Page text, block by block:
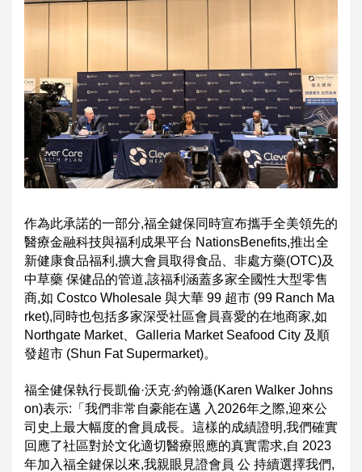
作為此承諾的一部分,福全鍵保同時宣布攜手全美領先的
醫療金融科技與福利成果平台 NationsBenefits,推出全
新健康食品福利,擴大會員取得食品、非處方藥(OTC)及
中草藥 保健品的管道,該福利涵蓋多家全國性大型零售
商,如 Costco Wholesale 與大華 99 超市 (99 Ranch Ma
rket),同時也包括多家深受社區會員喜愛的在地商家,如
Northgate Market、Galleria Market Seafood City 及順
發超市 (Shun Fat Supermarket)。
福全健保執行長凱倫·沃克·約翰遜(Karen Walker Johns
on)表示:「我們非常自豪能在邁 入2026年之際,迎來公
司史上最大幅度的會員成長。這樣的成績證明,我們確實
回應了社區對於文化適切醫療照應的真實需求,自 2023
年加入福全鍵保以來,我親眼見證會員 公 持續選擇我們,